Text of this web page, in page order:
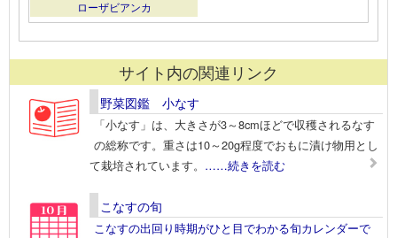
ローザビアンカ
サイト内の関連リンク
野菜図鑑 小なす
「小なす」は、大きさが3～8cmほどで収穫されるなす
の総称です。重さは10～20g程度でおもに漬け物用とし
て栽培されています。 ……続きを読む
こなすの旬
こなすの出回り時期がひと目でわかる旬カレンダーで